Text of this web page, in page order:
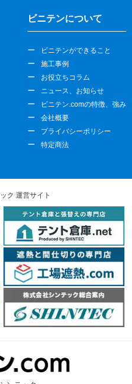
ビニテンについて
ビニテンができること
施工事例
お役立ちコラム
ニュース、お知らせ
ビニテン.comの特徴、強み
会社概要
プライバシーポリシー
特定商法
ク 運営サイト